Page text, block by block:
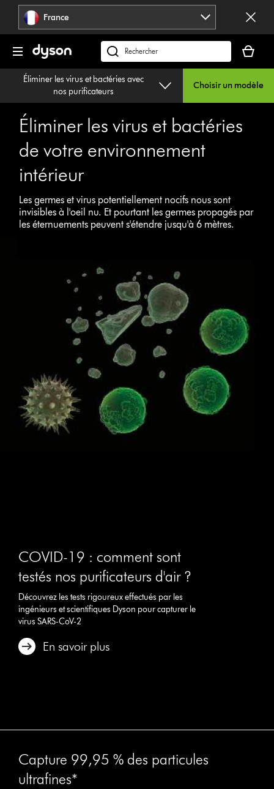
Sauter
pages
France
Rechercher
des
produits
panier
est
vide
Éliminer les virus et bactéries avec
nos purificateurs
Choisir un modèle
Éliminer les virus et bactéries
de votre environnement
intérieur
Les germes et virus potentiellement nocifs nous sont
invisibles à l'oeil nu. Et pourtant les germes propagés par
les éternuements peuvent s'étendre jusqu'à 6 mètres.
COVID-19 : comment sont
testés nos purificateurs d'air ?
Découvrez les tests rigoureux effectués par les
ingénieurs et scientifiques Dyson pour capturer le
virus SARS-CoV-2
En savoir plus
Capture 99,95 % des particules
ultrafines*